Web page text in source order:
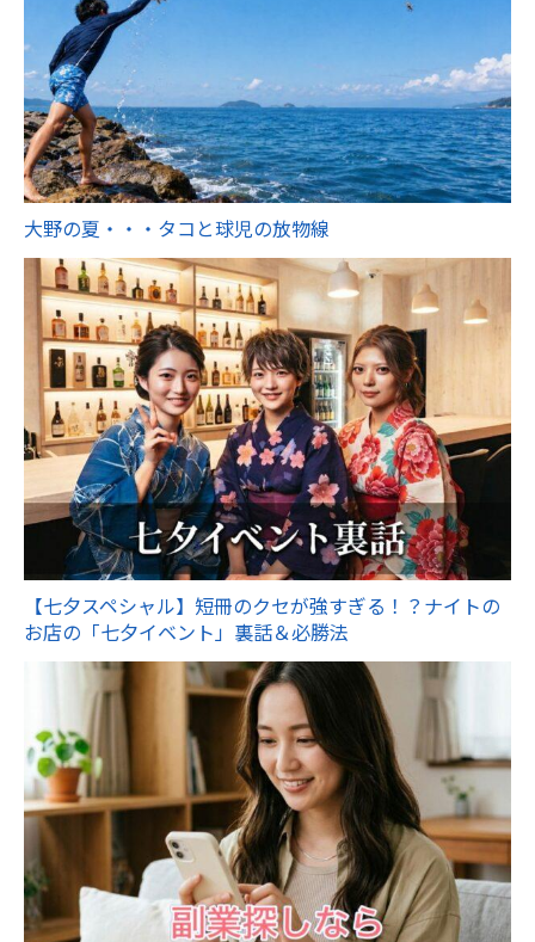
大野の夏・・・タコと球児の放物線
【七夕スペシャル】短冊のクセが強すぎる！？ナイトの
お店の「七夕イベント」裏話＆必勝法